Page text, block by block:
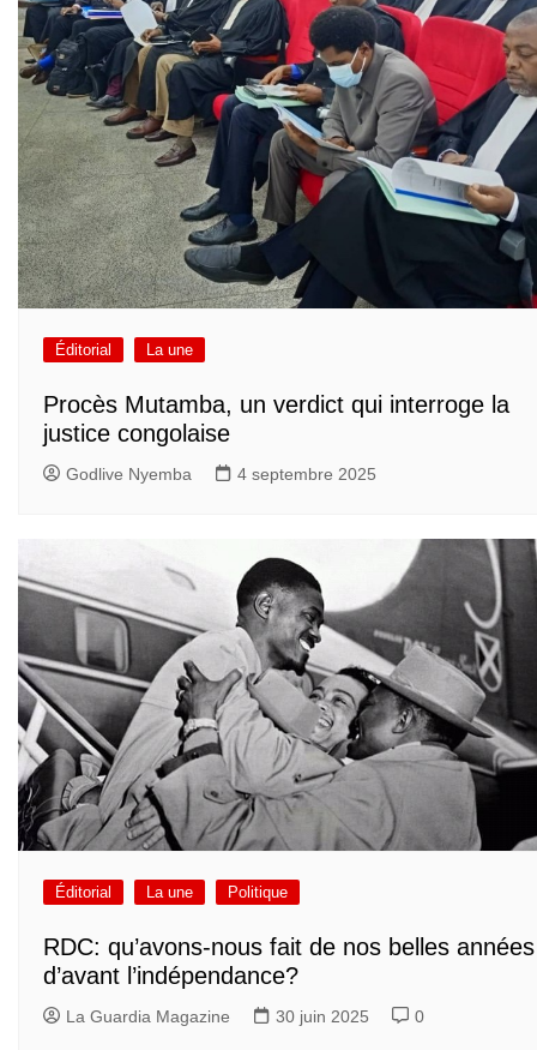
Éditorial La une
Procès Mutamba, un verdict qui interroge la
justice congolaise
Godlive Nyemba 4 septembre 2025
Éditorial La une Politique
RDC: qu’avons-nous fait de nos belles années
d’avant l’indépendance?
La Guardia Magazine 30 juin 2025 0